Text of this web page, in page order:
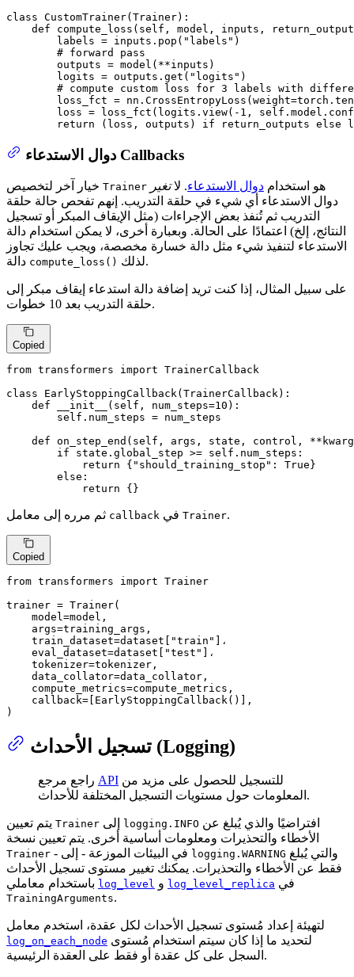
class CustomTrainer( Trainer):
def
compute_loss ( self, model, inputs,
        labels = inputs.pop(
"labels" )
# forward pass
        outputs = model(**inputs)
        logits = outputs.get(
"logits" )
# compute custom loss for 3 labels with
loss_fct =
        loss = loss_fct(logits.view(-
1 ,
return (loss, outputs) if return_outputs else
دوال الاستدعاء Callbacks
Trainer هو استخدام دوال الاستدعاء. لاتغير
دوال الاستدعاء أي شيء في حلقة التدريب. إنهم تفحص حالة حلقة
التدريب ثم تُنفذ بعض الإجراءات (مثل الإيقاف المبكر أو تسجيل
النتائج، إلخ) اعتمادًا على الحالة. وبعبارة أخرى، لا يمكن استخدام دالة
الاستدعاء لتنفيذ شيء مثل دالة خسارة مخصصة، ويجب عليك تجاوز
compute_loss() لذلك.
على سبيل المثال، إذا كنت تريد إضافة دالة استدعاء إيقاف مبكر إلى
حلقة التدريب بعد 10 خطوات.
Copied
from transformers import TrainerCallback
class
EarlyStoppingCallback( TrainerCallback):
def
__init__ ( self, num_steps=10 ):
        self.num_steps = num_steps
def on_step_end ( self, args, state, control,
if state.global_step >= self.num_steps:
return { "should_training_stop" : True }
else :
return {}
callback Trainer.
Copied
from transformers import Trainer
trainer = Trainer(
    model=model,
    args=training_args,
    train_dataset=dataset[
"train" ]،
    eval_dataset=dataset[
"test" ]،
    tokenizer=tokenizer,
    data_collator=data_collator,
    compute_metrics=compute_metrics,
    callback=[EarlyStoppingCallback()],
)
تسجيل الأحداث (Logging)
API
المعلومات حول مستويات التسجيل المختلفة للأحداث.
Trainer logging.INFO
الأخطاء والتحذيرات ومعلومات أساسية أخرى. يتم تعيين نسخة
Trainer logging.WARNING
فقط عن الأخطاء والتحذيرات. يمكنك تغيير مستوى تسجيل الأحداث
log_level log_level_replica في
TrainingArguments.
لتهيئة إعداد مُستوى تسجيل اﻷحداث لكل عقدة، استخدم معامل
log_on_each_node
السجل على كل عقدة أو فقط على العقدة الرئيسية.